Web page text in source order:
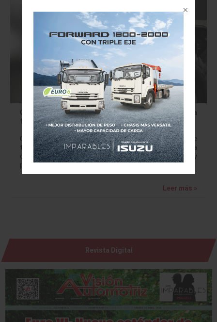
GM presenta posibles aplicaciones para su plataforma
flexible, eléctrica y autónoma
Con el fin de resolver los retos más complicados de
transporte en desastres naturales, entornos de logística
compleja y conflictos globales, General Motors Company
presentará el Silent Utility Rover Universal…
Leer más »
Revista Digital